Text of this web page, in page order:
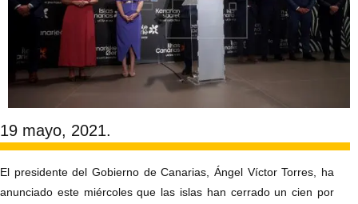
19 mayo, 2021.
El presidente del Gobierno de Canarias, Ángel Víctor Torres, ha
anunciado este miércoles que las islas han cerrado un cien por